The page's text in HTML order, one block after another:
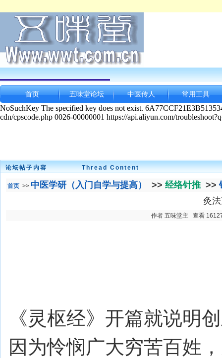
首页 五味堂论坛 中医传人 常用工具
论坛帖子内容Thread Content
首页 >> 中医学研（入门自学与提高） >> 经络针推>>
灸
作者 五味堂主 查看
《灵枢经》开篇就说明
因为怜悯广大穷苦百姓